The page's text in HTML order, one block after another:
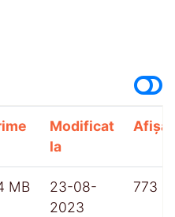
Modificat
la
MB
23-08-
2023
773